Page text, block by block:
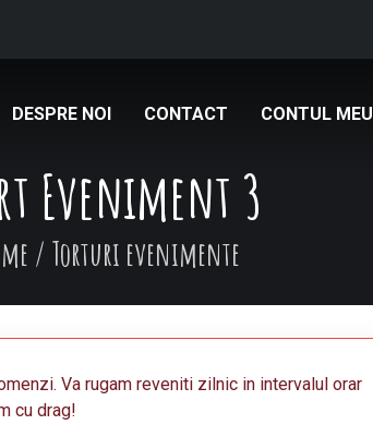
DESPRE NOI CONTACT CONTUL MEU
Eveniment 3
/ Torturi evenimente
Va rugam reveniti zilnic in intervalul orar
cu drag!